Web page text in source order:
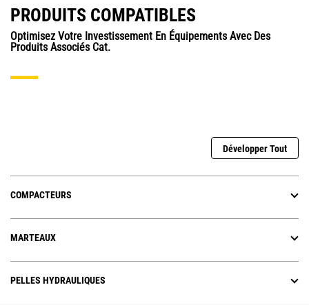
PRODUITS COMPATIBLES
Optimisez Votre Investissement En Équipements Avec Des
Produits Associés Cat.
Développer Tout
COMPACTEURS
MARTEAUX
PELLES HYDRAULIQUES